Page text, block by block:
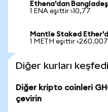
Ethena'dan
1 ENA eşittir ৳10,77
Mantle Staked
1 METH eşittir
Diğer kurları
Diğer kripto coinleri
çevirin